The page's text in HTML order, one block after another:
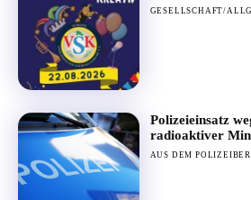
GESELLSCHAFT/
Polizeieinsatz
radioaktiver
AUS DEM